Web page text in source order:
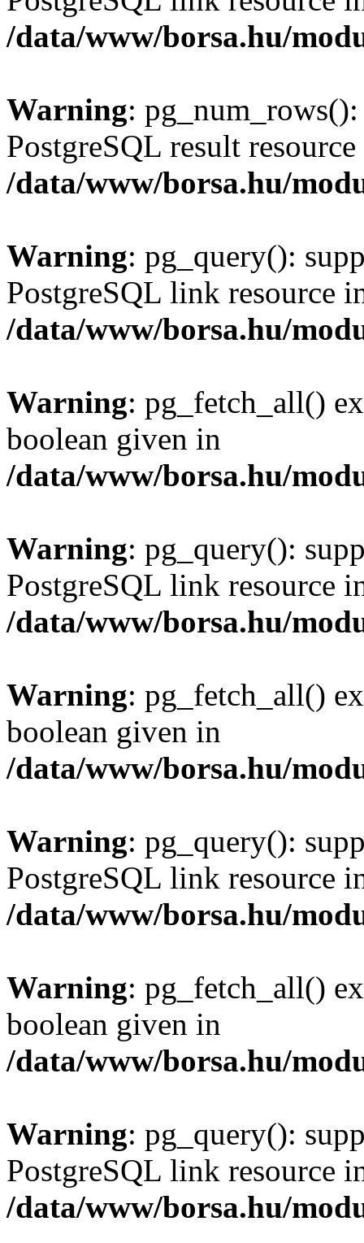
/data/www/borsa.hu/
Warning:
PostgreSQL result
/data/www/borsa.hu/
Warning: pg_query():
PostgreSQL link resource
/data/www/borsa.hu/
Warning: pg_fetch_all()
boolean given in
/data/www/borsa.hu/
Warning: pg_query():
PostgreSQL link resource
/data/www/borsa.hu/
Warning: pg_fetch_all()
boolean given in
/data/www/borsa.hu/
Warning: pg_query():
PostgreSQL link resource
/data/www/borsa.hu/
Warning: pg_fetch_all()
boolean given in
/data/www/borsa.hu/
Warning: pg_query():
PostgreSQL link resource
/data/www/borsa.hu/